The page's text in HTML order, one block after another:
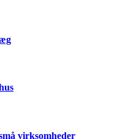
virksomheder